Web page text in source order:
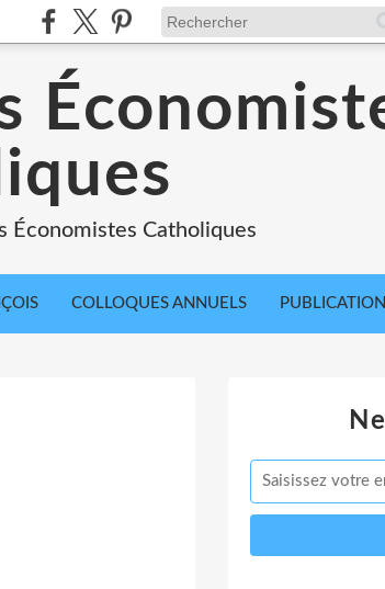
Économistes Catholiques
COLLOQUES ANNUELS